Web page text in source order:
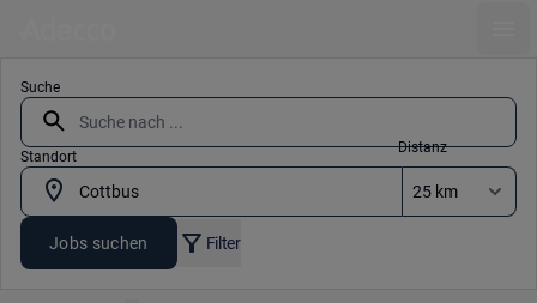
Suche
Standort
Distanz
Jobs suchen Filter